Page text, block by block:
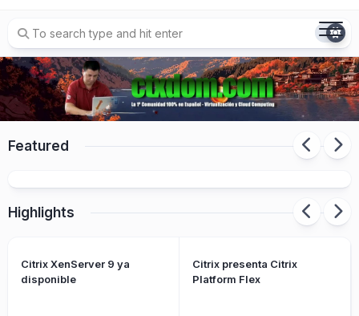
content
Featured
Highlights
Citrix XenServer 9 ya
disponible
Citrix presenta Citrix
Platform Flex